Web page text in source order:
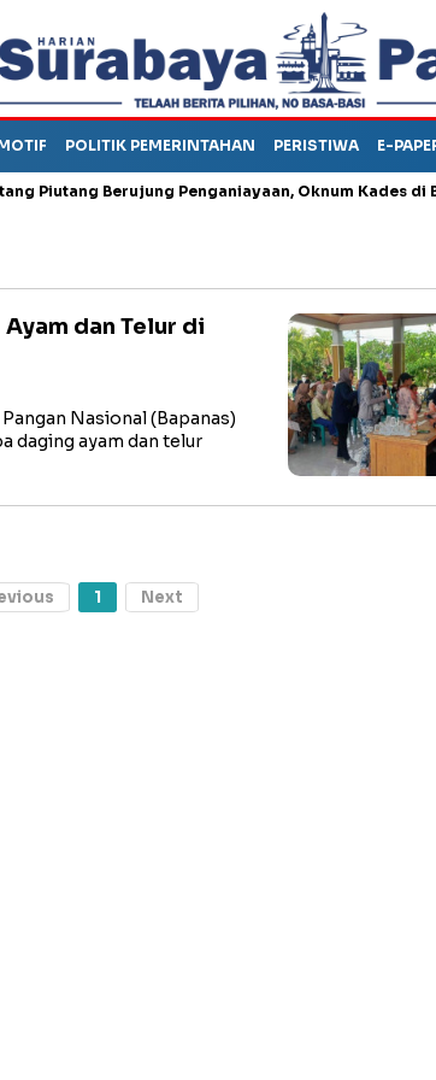
POLITIK PEMERINTAHAN PERISTIWA E-
Berujung Penganiayaan, Oknum Kades di
dan Telur di
Nasional (Bapanas)
daging ayam dan telur
1 Next